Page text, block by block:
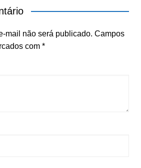
mail não será publicado. Campos
com *